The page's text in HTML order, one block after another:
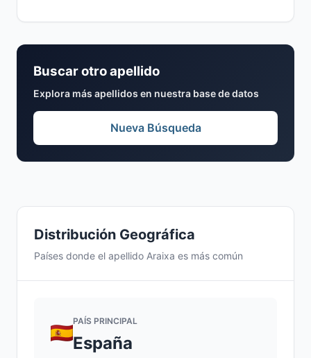
Distribución Geográfica
Países donde el apellido Araixa es más común
PAÍS PRINCIPAL
España
Buscar otro apellido
Explora más apellidos en nuestra base de datos
Nueva Búsqueda